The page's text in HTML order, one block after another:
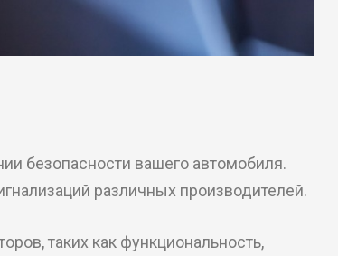
безопасности вашего автомобиля.
различных производителей.
таких как функциональность,